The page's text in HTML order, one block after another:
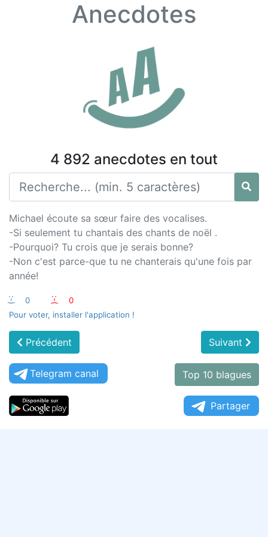
Anecdotes
4 892 anecdotes en tout
Michael écoute sa sœur faire des vocalises.
-Si seulement tu chantais des chants de noël .
-Pourquoi? Tu crois que je serais bonne?
-Non c'est parce-que tu ne chanterais qu'une fois par
année!
:-) 0 :-(
0
Pour voter, installer l'application !
Précédent Suivant
Telegram canal Top 10 blagues
Partager